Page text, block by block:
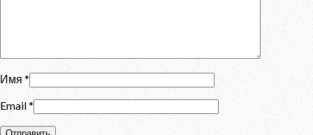
Имя *
Email*